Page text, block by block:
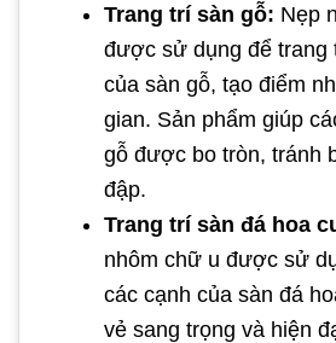
Trang trí sàn gỗ: Nẹp
được sử dụng để trang
của sàn gỗ, tạo điểm
gian. Sản phẩm giúp
gỗ được bo tròn, tránh
đập.
Trang trí sàn đá hoa
nhôm chữ u được sử
các cạnh của sàn đá
vẻ sang trọng và hiện